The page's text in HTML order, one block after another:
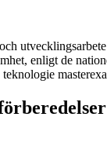
enligt de